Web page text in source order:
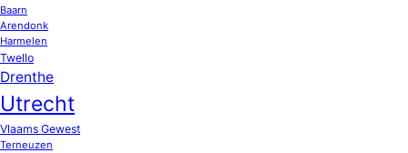
Baarn
Arendonk
Harmelen
Twello
Drenthe
Utrecht
Vlaams Gewest
Terneuzen